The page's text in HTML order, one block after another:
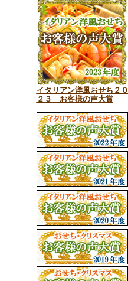
イタリアン洋風おせち２０
２３ お客様の声大賞